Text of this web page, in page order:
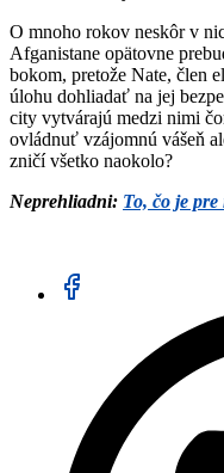
O mnoho rokov neskôr v
Afganistane opätovne
bokom, pretože Nate, člen
úlohu dohliadať na jej
city vytvárajú medzi nimi
ovládnuť vzájomnú vášeň
zničí všetko naokolo?
Neprehliadni: To, čo je